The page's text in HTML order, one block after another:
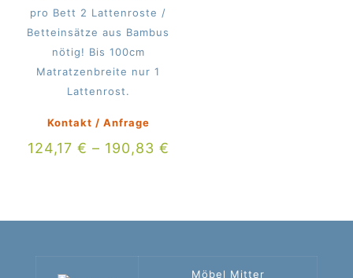
pro Bett 2 Lattenroste /
Betteinsätze aus Bambus
nötig! Bis 100cm
Matratzenbreite nur 1
Lattenrost.
Kontakt / Anfrage
124,17 € – 190,83 €
Möbel Mitter